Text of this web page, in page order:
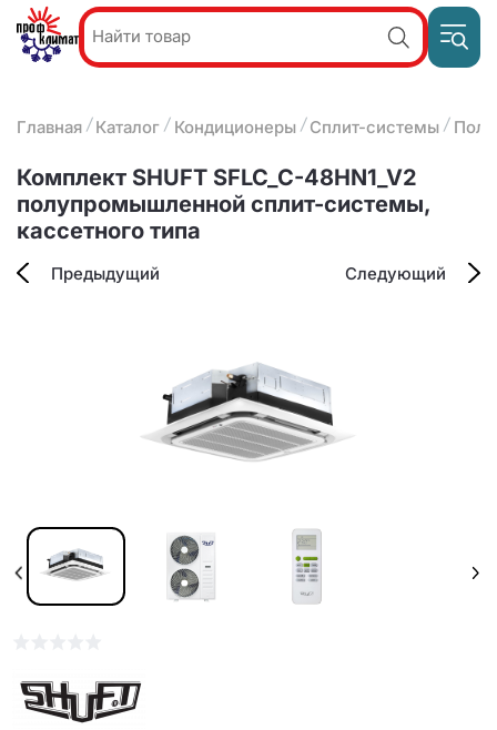
Акции и
О компании
Наши услуги
Оплата и доставка
Контакты
8
25-
93-63
Главная Каталог Кондиционеры Сплит-системы
Комплект SHUFT SFLC_C-48HN1_V2
полупромышленной сплит-системы,
кассетного типа
Предыдущий Следующий